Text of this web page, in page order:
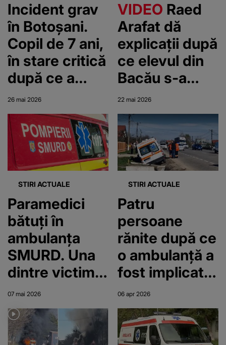
Incident grav
în Botoșani.
Copil de 7 ani,
în stare critică
după ce a
înghițit un
capac de
cariocă
26 mai 2026
VIDEO Raed
Arafat dă
explicații după
ce elevul din
Bacău s-a
stins în curtea
școlii, în timp
ce se aștepta
ambulanța cu
medic. Șeful
DSU: „Codul
roșu nu
înseamnă că
pleacă
automat
mașina cu
medic”
22 mai 2026
STIRI ACTUALE
Paramedici
bătuți în
ambulanța
SMURD. Una
dintre victime
are nevoie de
săptămâni
întregi de
îngrijiri după
07 mai 2026
STIRI ACTUALE
Patru
persoane
rănite după ce
o ambulanță a
fost implicată
într-un
accident.
Autospeciala
a ajuns în șanț
06 apr 2026